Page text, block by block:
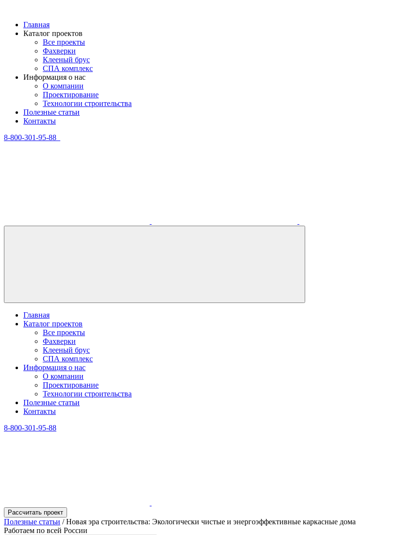
Главная
Каталог проектов
Все проекты
Фахверки
Клееный брус
СПА комплекс
Информация о нас
О компании
Проектирование
Технологии строительства
Полезные статьи
Контакты
8-800-301-95-88
Главная
Каталог проектов
Все проекты
Фахверки
Клееный брус
СПА комплекс
Информация о нас
О компании
Проектирование
Технологии строительства
Полезные статьи
Контакты
8-800-301-95-88
Рассчитать проект
Полезные статьи /Новая эра строительства: Экологически чистые и энергоэффективные каркасные дома
Работаем по всей России